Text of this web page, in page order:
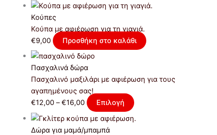
Κούπες
Κούπα με αφιέρωση για τη γιαγιά.
€9,00 Προσθήκη στο καλάθι
Πασχαλινά δώρα
Πασχαλινό μαξιλάρι με αφιέρωση για τους
αγαπημένους σας!
€12,00 – €16,00 Επιλογή
Δώρα για μαμά/μπαμπά